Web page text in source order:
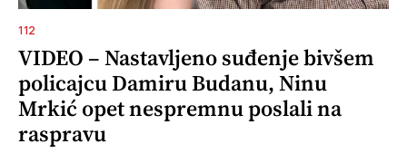
112
VIDEO – Nastavljeno suđenje bivšem
policajcu Damiru Budanu, Ninu
Mrkić opet nespremnu poslali na
raspravu